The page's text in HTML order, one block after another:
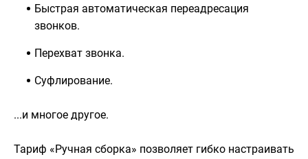
Быстрая автоматическая переадресация
звонков.
Перехват звонка.
Суфлирование.
...и многое другое.
Тариф «Ручная сборка» позволяет гибко настраивать